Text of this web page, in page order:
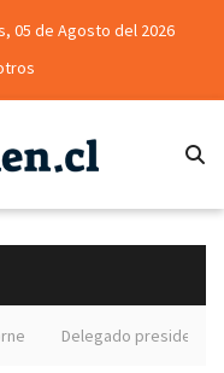
05 de Agosto del 2026
Delegado presidencial de